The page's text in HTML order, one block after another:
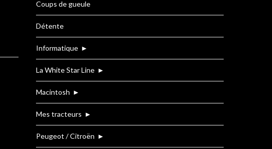
Coups de gueule
Détente
Informatique ►
La White Star Line ►
Macintosh ►
Mes tracteurs ►
Peugeot / Citroën ►